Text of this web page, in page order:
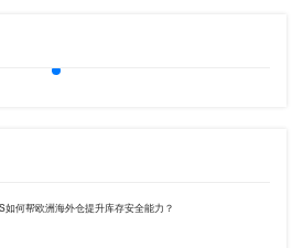
何帮欧洲海外仓提升库存安全能力？